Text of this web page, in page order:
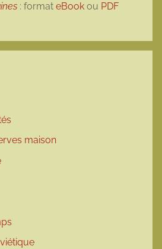
: format eBook ou PDF
maison